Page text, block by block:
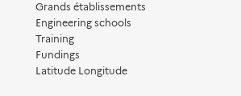
Grands établissements
Engineering schools
Training
Fundings
Latitude Longitude